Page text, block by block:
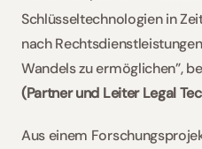
Schlüsseltechnologien in
nach
Wandels zu ermöglichen”,
(Partner und Leiter Legal
Aus einem